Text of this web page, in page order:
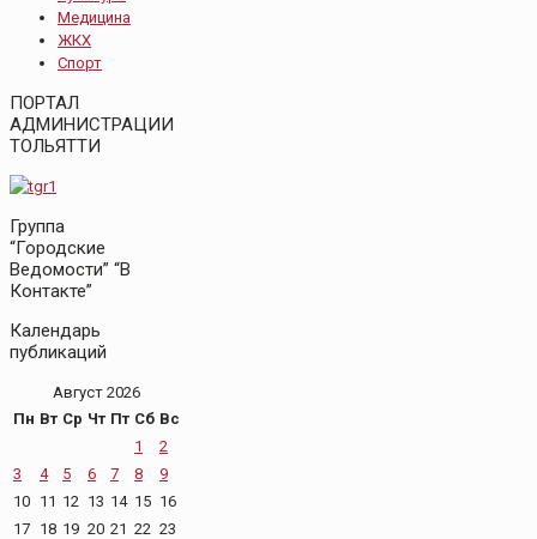
Медицина
ЖКХ
Спорт
ПОРТАЛ
АДМИНИСТРАЦИИ
ТОЛЬЯТТИ
Группа
“Городские
Ведомости” “В
Контакте”
Календарь
публикаций
Август 2026
Пн Вт Ср Чт Пт Сб Вс
1
2
3
4 5 6 7 8
9
10 11 12 13 14 15 16
17 18 19 20 21 22 23